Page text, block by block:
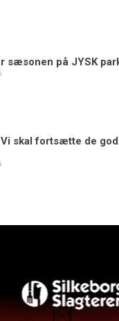
sæsonen på JYSK
skal fortsætte de